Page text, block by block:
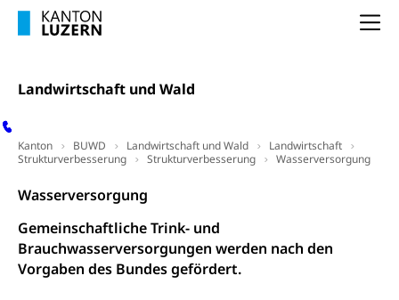
Landwirtschaft und Wald
Kanton BUWD Landwirtschaft und Wald
Landwirtschaft
Strukturverbesserung
Strukturverbesserung Wasserversorgung
Wasserversorgung
Gemeinschaftliche Trink- und
Brauchwasserversorgungen werden nach den
Vorgaben des Bundes gefördert.
Unfallversicherung, Berufsunfallversicherung,
Prämienverbilligung (WAS Luzern)
Obligatorische Krankenversicherung (WAS
sichere Lebensmittel, Lebensmittelkontrolle,
Lebensmittelhygiene, Produktesicherheit
Lebensmittel
Prävention
Gesundheitsvorsorge, Wellness, Unfallverhütung,
Suchtprävention, Alkoholprävention,
Tabakprävention, Primärprävention,
Sekundärprävention, Tertiärprävention